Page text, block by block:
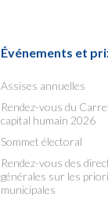
Événements et
Assises annuelles
Rendez-vous du
capital humain 2026
Sommet électoral
Rendez-vous des
générales sur les
municipales